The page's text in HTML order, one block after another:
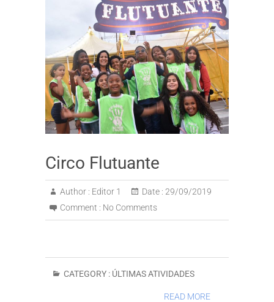
Circo Flutuante
Author : Editor 1 Date : 29/09/2019
Comment : No Comments
CATEGORY : ÚLTIMAS ATIVIDADES
READ MORE